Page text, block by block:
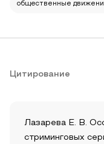
общественные
Цитирование
Лазарева Е. В.
стриминговых